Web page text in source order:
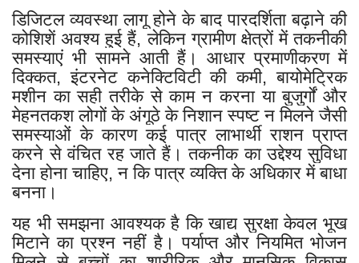
डिजिटल व्यवस्था लागू होने के बाद पारदर्शिता बढ़ाने की
कोशिशें अवश्य हुई हैं, लेकिन ग्रामीण क्षेत्रों में तकनीकी
समस्याएं भी सामने आती हैं। आधार प्रमाणीकरण में
दिक्कत, इंटरनेट कनेक्टिविटी की कमी, बायोमेट्रिक
मशीन का सही तरीके से काम न करना या बुजुर्गों और
मेहनतकश लोगों के अंगूठे के निशान स्पष्ट न मिलने जैसी
समस्याओं के कारण कई पात्र लाभार्थी राशन प्राप्त
करने से वंचित रह जाते हैं। तकनीक का उद्देश्य सुविधा
देना होना चाहिए, न कि पात्र व्यक्ति के अधिकार में बाधा
बनना।
यह भी समझना आवश्यक है कि खाद्य सुरक्षा केवल भूख
मिटाने का प्रश्न नहीं है। पर्याप्त और नियमित भोजन